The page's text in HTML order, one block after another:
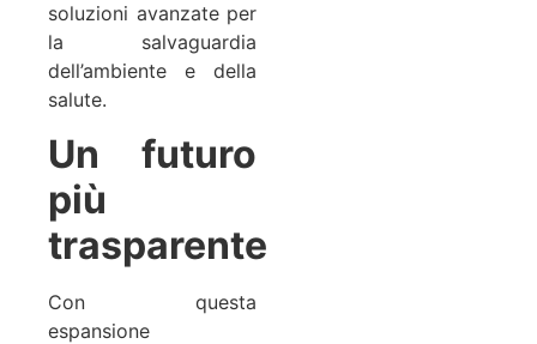
soluzioni avanzate per
la salvaguardia
dell’ambiente e della
salute.
Un futuro
più
trasparente
Con questa
espansione